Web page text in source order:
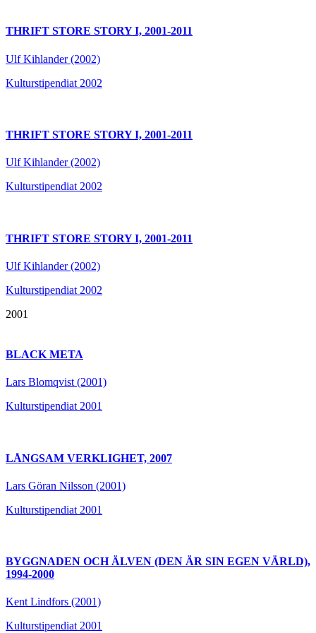
THRIFT STORE STORY I, 2001-2011
Ulf Kihlander (2002)
Kulturstipendiat 2002
THRIFT STORE STORY I, 2001-2011
Ulf Kihlander (2002)
Kulturstipendiat 2002
THRIFT STORE STORY I, 2001-2011
Ulf Kihlander (2002)
Kulturstipendiat 2002
2001
BLACK META
Lars Blomqvist (2001)
Kulturstipendiat 2001
LÅNGSAM VERKLIGHET, 2007
Lars Göran Nilsson (2001)
Kulturstipendiat 2001
BYGGNADEN OCH ÄLVEN (DEN ÄR SIN EGEN VÄRLD),
1994-2000
Kent Lindfors (2001)
Kulturstipendiat 2001